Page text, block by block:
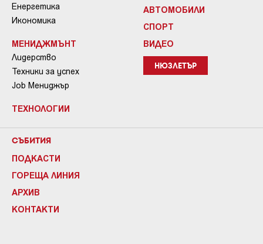
Енергетика
Икономика
МЕНИДЖМЪНТ
Лидерство
Техники за успех
Job Мениджър
ТЕХНОЛОГИИ
АВТОМОБИЛИ
СПОРТ
ВИДЕО
НЮЗЛЕТЪР
СЪБИТИЯ
ПОДКАСТИ
ГОРЕЩА ЛИНИЯ
АРХИВ
КОНТАКТИ